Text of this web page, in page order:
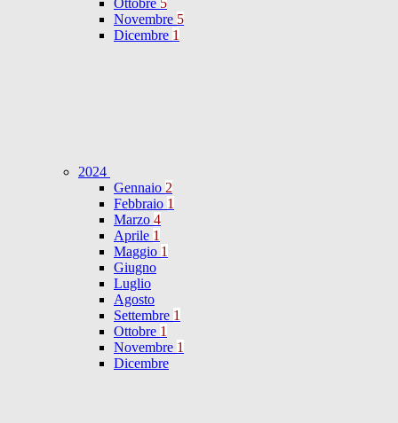
Ottobre 5
Novembre 5
Dicembre 1
2024
Gennaio 2
Febbraio 1
Marzo 4
Aprile 1
Maggio 1
Giugno
Luglio
Agosto
Settembre 1
Ottobre 1
Novembre 1
Dicembre